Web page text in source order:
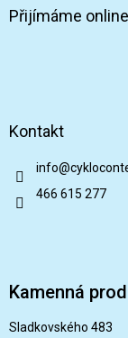
Přijímáme
Kontakt
info@
466 615 277
Kamenná
Sladkovského 483